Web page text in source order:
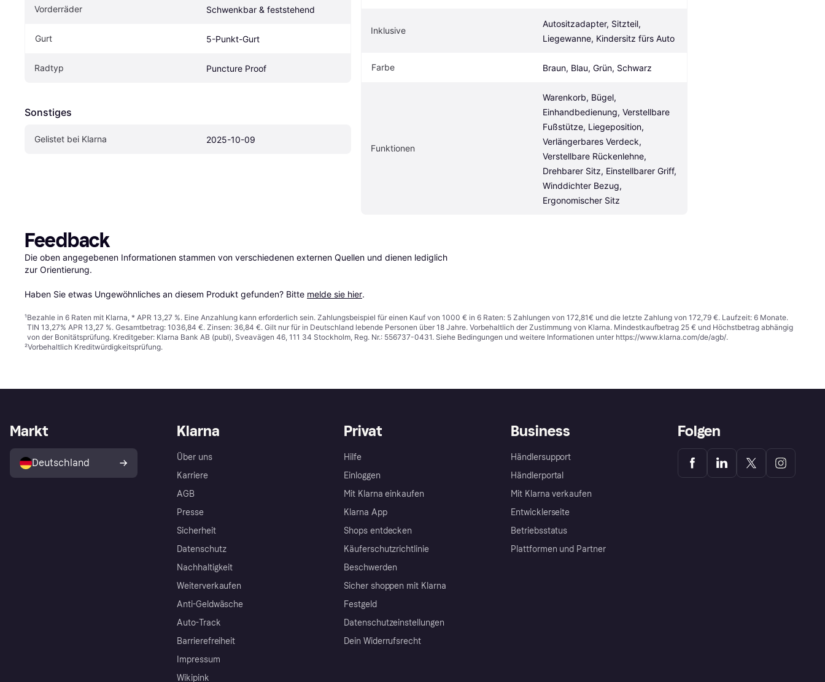
Vorderräder Schwenkbar & feststehend
Gurt 5-Punkt-Gurt
Radtyp Puncture Proof
Sonstiges
Gelistet bei Klarna 2025-10-09
Inklusive
Autositzadapter, Sitzteil,
Liegewanne, Kindersitz fürs Auto
Farbe Braun, Blau, Grün, Schwarz
Funktionen
Warenkorb, Bügel,
Einhandbedienung, Verstellbare
Fußstütze, Liegeposition,
Verlängerbares Verdeck,
Verstellbare Rückenlehne,
Drehbarer Sitz, Einstellbarer Griff,
Winddichter Bezug,
Ergonomischer Sitz
Feedback
Die oben angegebenen Informationen stammen von verschiedenen externen Quellen und dienen lediglich
zur Orientierung.
Haben Sie etwas Ungewöhnliches an diesem Produkt gefunden? Bitte melde sie hier.
¹Bezahle in 6 Raten mit Klarna, * APR 13,27 %. Eine Anzahlung kann erforderlich sein. Zahlungsbeispiel für einen Kauf von 1000 € in 6 Raten: 5 Zahlungen von 172,81€ und die letzte Zahlung von 172,79 €. Laufzeit: 6 Monate.
TIN 13,27% APR 13,27 %. Gesamtbetrag: 1036,84 €. Zinsen: 36,84 €. Gilt nur für in Deutschland lebende Personen über 18 Jahre. Vorbehaltlich der Zustimmung von Klarna. Mindestkaufbetrag 25 € und Höchstbetrag abhängig
von der Bonitätsprüfung. Kreditgeber: Klarna Bank AB (publ), Sveavägen 46, 111 34 Stockholm, Reg. Nr.: 556737-0431. Siehe Bedingungen und weitere Informationen unter https://www.klarna.com/de/agb/.
²Vorbehaltlich Kreditwürdigkeitsprüfung.
Klarna
Über uns
Karriere
AGB
Presse
Sicherheit
Datenschutz
Nachhaltigkeit
Weiterverkaufen
Anti-Geldwäsche
Auto-Track
Barrierefreiheit
Impressum
Wikipink
Privat
Hilfe
Einloggen
Mit Klarna einkaufen
Klarna App
Shops entdecken
Käuferschutzrichtlinie
Beschwerden
Sicher shoppen mit Klarna
Festgeld
Datenschutzeinstellungen
Dein Widerrufsrecht
Business
Händlersupport
Händlerportal
Mit Klarna verkaufen
Entwicklerseite
Betriebsstatus
Plattformen und Partner
Markt
Deutschland
Folgen